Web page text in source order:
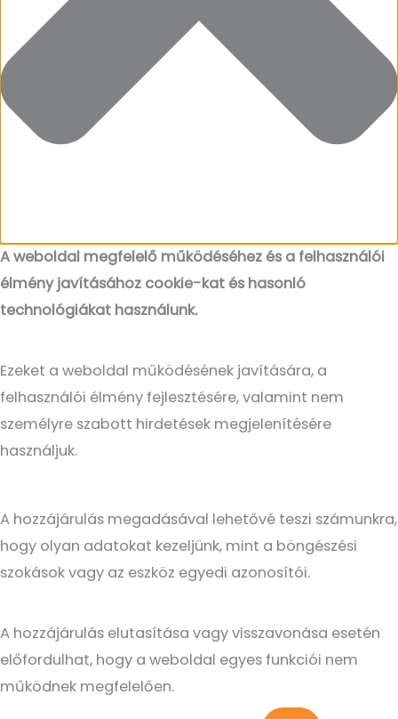
A weboldal megfelelő működéséhez és a felhasználói
élmény javításához cookie-kat és hasonló
technológiákat használunk.
Ezeket a weboldal működésének javítására, a
felhasználói élmény fejlesztésére, valamint nem
személyre szabott hirdetések megjelenítésére
használjuk.
A hozzájárulás megadásával lehetővé teszi számunkra,
hogy olyan adatokat kezeljünk, mint a böngészési
szokások vagy az eszköz egyedi azonosítói.
A hozzájárulás elutasítása vagy visszavonása esetén
előfordulhat, hogy a weboldal egyes funkciói nem
működnek megfelelően.